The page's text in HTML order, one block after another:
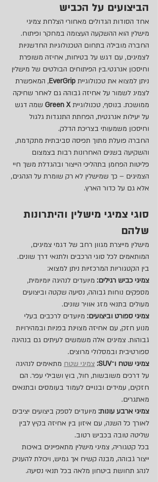
הביצועים על הכביש
אחד הסודות הגדולים מאחורי הצלחת צמיגי
מישלין הוא ההשקעה העצומה במחקר ופיתוח.
החברה מובילה בתחום הטכנולוגיות החדשניות
לצמיגים, עם דגש על בטיחות, אחיזה משופרת
וחיסכון אנרגטי.בין הפיתוחים הבולטים של מישלין
ניתן למצוא את טכנולוגיית EverGrip, המאפשרת
לצמיג לשמור על אחיזה גבוהה גם לאחר שחיקה
ממושכת. בנוסף, טכנולוגיית Green X שמה דגש
על יעילות אנרגטית, הפחתת התנגדות גלגול
וחיסכון משמעותי בצריכת הדלק.
החברה פועלת מתוך תפיסה סביבתית מתקדמת,
והשקיעה בשנים האחרונות רבות בצמצום
פליטות הפחמן בתהליכי הייצור ובהגדלת משך חיי
הצמיגים – כך שמישלין לא רק שומרת על הנהגים,
אלא גם על כדור הארץ.
סוגי צמיגי מישלין והיתרונות
שלהם
מישלין מייצרת מגוון רחב של דגמי צמיגים,
המותאמים לכל סוגי הרכבים ולתנאי דרך שונים.
בין הקטגוריות המרכזיות ניתן למצוא:
צמיגי כביש רגילים: מיועדים לנהיגה יומיומית,
מספקים נוחות גבוהה, נסיעה שקטה וביצועים
מעולים בתנאי מזג אוויר שונים.
צמיגי ספורט וביצועים: מיועדים לרכבים בעלי
מנוע חזק, עם אחיזה מצוינת בפניות ובמהירויות
גבוהות. צמיגים אלה משמשים לעיתים גם בנהיגה
ספורטיבית ובמסלולי מרוצים.
צמיגי שטח ו־SUV:
צמיגי שטח מתאימים לנהיגה
על דרכים משובשות, חול, בוץ ושבילי עפר. הם
חזקים, עמידים ובנויים לעמוד בעומסים ובתנאים
מאתגרים.
צמיגי ארבע עונות: מיועדים לספק ביצועים יציבים
לאורך כל השנה, עם איזון בין אחיזה בקיץ לבין
שליטה טובה בכביש רטוב.
בכל קטגוריה, צמיגי מישלין מתאפיינים באיכות
ייצור גבוהה, מבנה קשיח אך גמיש, ויכולת להעניק
לנהג תחושת ביטחון מלאה בכל תנאי נסיעה.